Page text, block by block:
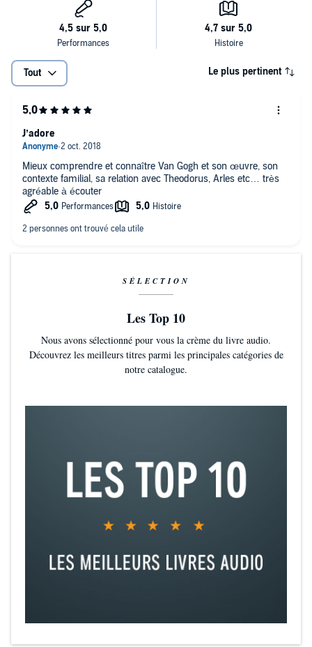
Tout Le plus pertinent
Mieux comprendre et connaître Van Gogh et son œuvre, son
contexte familial, sa relation avec Theodorus, Arles etc… très
agréable à écouter
J’adore
SÉLECTION
Les Top 10
Nous avons sélectionné pour vous la crème du livre audio.
Découvrez les meilleurs titres parmi les principales catégories de
notre catalogue.